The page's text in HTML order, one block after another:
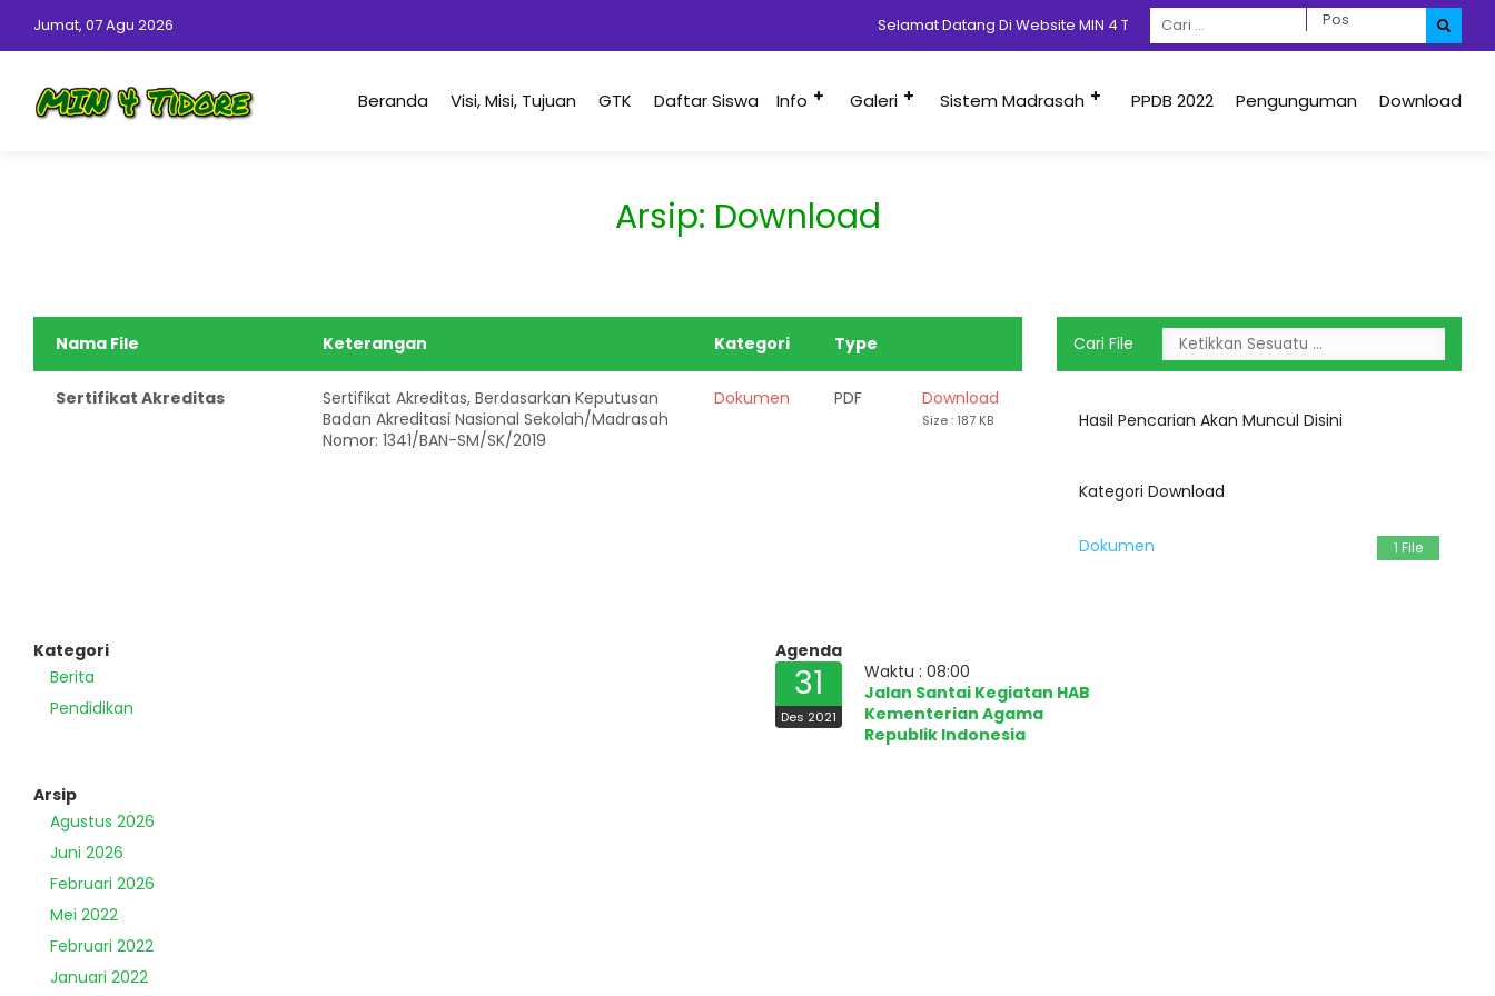
Jumat, 07 Agu 2026 Selamat Datang Di Website MIN 4 Tidore, Jangan Lupa Dengan Prokes 5M + 1D
Beranda Visi, Misi, Tujuan GTK Daftar Siswa Info Galeri Sistem Madrasah PPDB 2022 Pengunguman Download
Arsip: Download
Cari File
Hasil Pencarian Akan Muncul Disini
Kategori Download
Dokumen 1 File
Nama File Keterangan Kategori Type
Sertifikat Akreditas
Sertifikat Akreditas, Berdasarkan Keputusan
Badan Akreditasi Nasional Sekolah/Madrasah
Nomor: 1341/BAN-SM/SK/2019
Dokumen PDF Download
Size : 187 KB
Kategori
Berita
Pendidikan
Arsip
Agustus 2026
Juni 2026
Februari 2026
Mei 2022
Februari 2022
Januari 2022
Agenda
31
Des 2021
Waktu : 08:00
Jalan Santai Kegiatan HAB
Kementerian Agama
Republik Indonesia